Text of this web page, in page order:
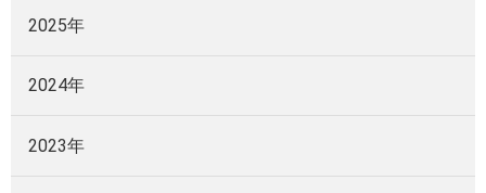
2025年
2024年
2023年